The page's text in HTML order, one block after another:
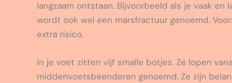
langzaam ontstaan. Bijvoorbeeld als je vaak en
wordt ook wel een marsfractuur genoemd.
extra risico.
In je voet zitten vijf smalle botjes. Ze lopen
middenvoetsbeenderen genoemd. Ze zijn